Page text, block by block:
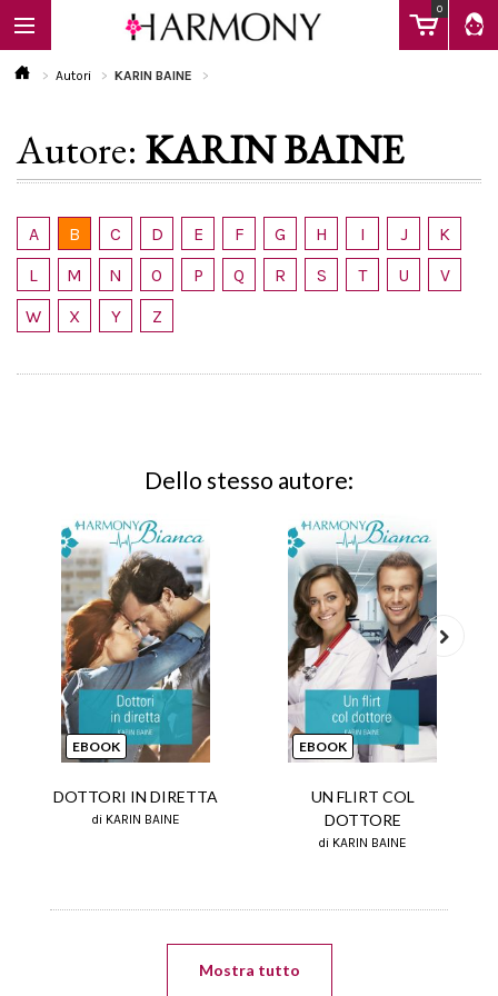
0
EBOOK
LIBRI
Calendario
Autori KARIN BAINE
Autore: KARIN BAINE
A B C D E F G H I J
K
L
M N O P Q R S T U
V
W
X Y Z
Dello stesso autore:
EBOOK
DOTTORI IN DIRETTA
di KARIN BAINE
EBOOK
UN FLIRT COL
DOTTORE
di KARIN BAINE
Next
Mostra tutto